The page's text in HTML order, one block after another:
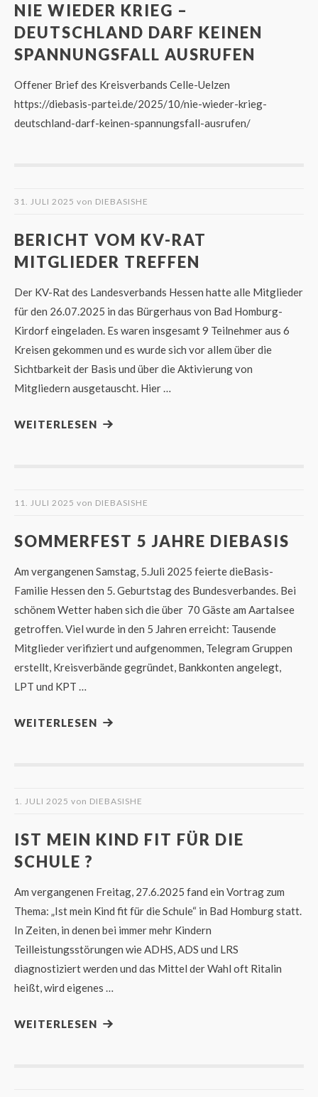
NIE WIEDER KRIEG –
DEUTSCHLAND DARF KEINEN
SPANNUNGSFALL AUSRUFEN
Offener Brief des Kreisverbands Celle-Uelzen
https://diebasis-partei.de/2025/10/nie-wieder-krieg-
deutschland-darf-keinen-spannungsfall-ausrufen/
31. JULI 2025 von DIEBASISHE
BERICHT VOM KV-RAT
MITGLIEDER TREFFEN
Der KV-Rat des Landesverbands Hessen hatte alle Mitglieder
für den 26.07.2025 in das Bürgerhaus von Bad Homburg-
Kirdorf eingeladen. Es waren insgesamt 9 Teilnehmer aus 6
Kreisen gekommen und es wurde sich vor allem über die
Sichtbarkeit der Basis und über die Aktivierung von
Mitgliedern ausgetauscht. Hier …
WEITERLESEN
11. JULI 2025 von DIEBASISHE
SOMMERFEST 5 JAHRE DIEBASIS
Am vergangenen Samstag, 5.Juli 2025 feierte dieBasis-
Familie Hessen den 5. Geburtstag des Bundesverbandes. Bei
schönem Wetter haben sich die über 70 Gäste am Aartalsee
getroffen. Viel wurde in den 5 Jahren erreicht: Tausende
Mitglieder verifiziert und aufgenommen, Telegram Gruppen
erstellt, Kreisverbände gegründet, Bankkonten angelegt,
LPT und KPT …
WEITERLESEN
1. JULI 2025 von DIEBASISHE
IST MEIN KIND FIT FÜR DIE
SCHULE ?
Am vergangenen Freitag, 27.6.2025 fand ein Vortrag zum
Thema: „Ist mein Kind fit für die Schule“ in Bad Homburg statt.
In Zeiten, in denen bei immer mehr Kindern
Teilleistungsstörungen wie ADHS, ADS und LRS
diagnostiziert werden und das Mittel der Wahl oft Ritalin
heißt, wird eigenes …
WEITERLESEN